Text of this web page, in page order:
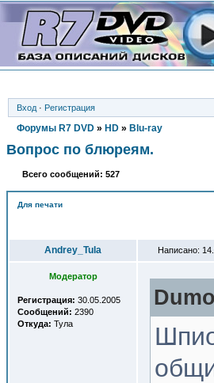
Вход · Регистрация
Форумы R7 DVD » HD » Blu-ray
Вопрос по блюреям.
Всего сообщений: 527
Для печати
Andrey_Tula Написано:
Модератор
Регистрация: 30.05.2005
Сообщений: 2390
Откуда: Тула